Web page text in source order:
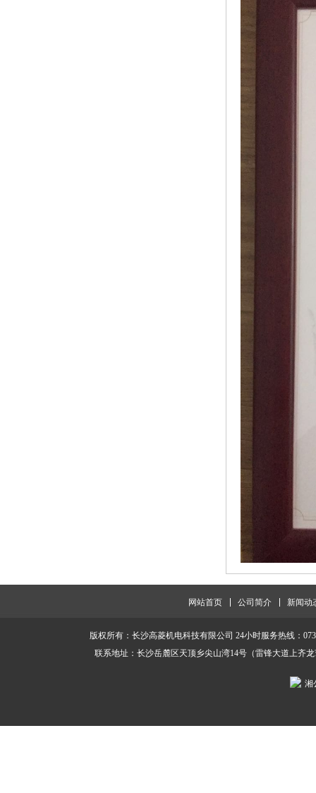
网站首页 公司简介 新闻动
版权所有：长沙高菱机电科技有限公司 24小时服务热线：
联系地址：长沙岳麓区天顶乡尖山湾14号（雷锋大道上齐
湘